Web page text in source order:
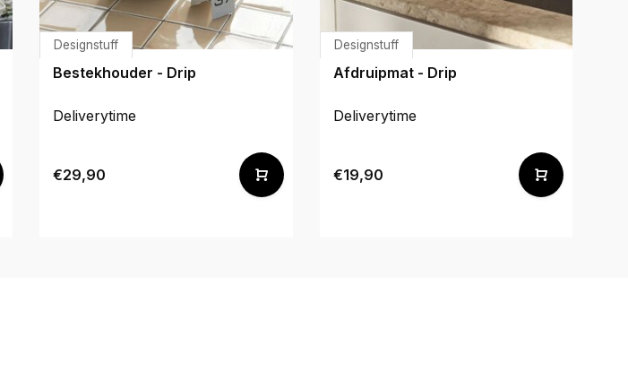
Designstuff
Bestekhouder - Drip
Deliverytime
€29,90
Designstuff
Afdruipmat - Drip
Deliverytime
€19,90